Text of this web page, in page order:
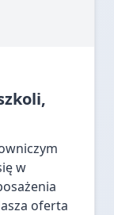
w
oferta